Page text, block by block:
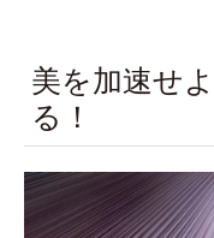
美を加速せ
る！